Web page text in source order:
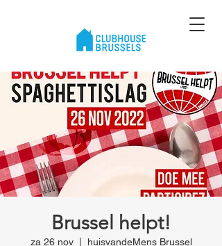
Brussel helpt!
za 26 nov
  |
huisvandeMens Brussel